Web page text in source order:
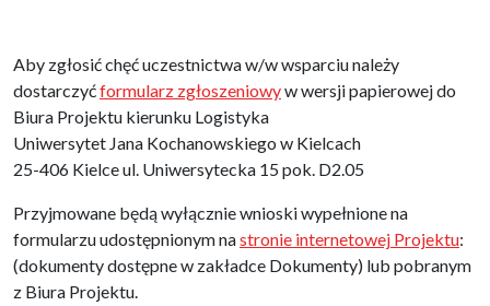
Aby zgłosić chęć uczestnictwa w/w wsparciu należy
dostarczyćformularz zgłoszeniowyw wersji papierowej do
Biura Projektu kierunku Logistyka
Uniwersytet Jana Kochanowskiego w Kielcach
25-406 Kielce ul. Uniwersytecka 15 pok. D2.05
Przyjmowane będą wyłącznie wnioski wypełnione na
formularzu udostępnionym nastronie internetowej Projektu:
(dokumenty dostępne w zakładce Dokumenty) lub pobranym
z Biura Projektu.